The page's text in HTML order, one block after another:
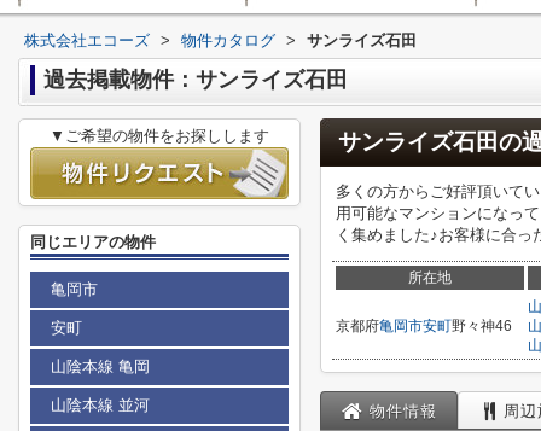
株式会社エコーズ > 物件カタログ > サンライズ石田
過去掲載物件：サンライズ石田
サンライズ石田の
多くの方からご好評頂いて
用可能なマンションになっ
く集めました♪お客様に合
所在地
京都府亀岡市安町野々神46
物件情報 周
▼ご希望の物件をお探しします
同じエリアの物件
亀岡市
安町
山陰本線 亀岡
山陰本線 並河